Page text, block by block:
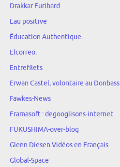
Drakkar Furibard
Eau positive
Éducation Authentique.
Elcorreo.
Entrefilets
Erwan Castel, volontaire au Donbass
Fawkes-News
Framasoft : degooglisons-internet
FUKUSHIMA-over-blog
Glenn Diesen Vidéos en Français
Global-Space